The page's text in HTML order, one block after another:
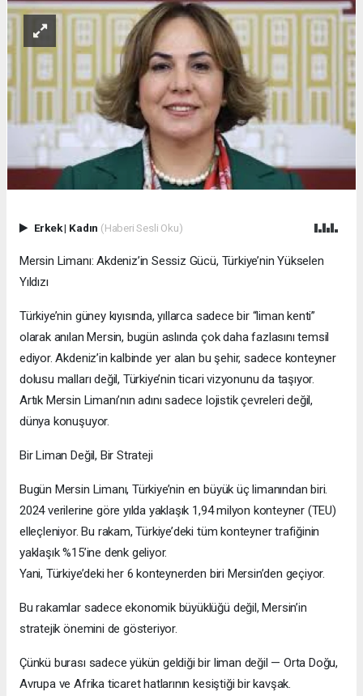
Erkek| Kadın (Haberi Sesli Oku)
Mersin Limanı: Akdeniz’in Sessiz Gücü, Türkiye’nin Yükselen
Yıldızı
Türkiye’nin güney kıyısında, yıllarca sadece bir “liman kenti”
olarak anılan Mersin, bugün aslında çok daha fazlasını temsil
ediyor. Akdeniz’in kalbinde yer alan bu şehir, sadece konteyner
dolusu malları değil, Türkiye’nin ticari vizyonunu da taşıyor.
Artık Mersin Limanı’nın adını sadece lojistik çevreleri değil,
dünya konuşuyor.
Bir Liman Değil, Bir Strateji
Bugün Mersin Limanı, Türkiye’nin en büyük üç limanından biri.
2024 verilerine göre yılda yaklaşık 1,94 milyon konteyner (TEU)
elleçleniyor. Bu rakam, Türkiye’deki tüm konteyner trafiğinin
yaklaşık %15’ine denk geliyor.
Yani, Türkiye’deki her 6 konteynerden biri Mersin’den geçiyor.
Bu rakamlar sadece ekonomik büyüklüğü değil, Mersin’in
stratejik önemini de gösteriyor.
Çünkü burası sadece yükün geldiği bir liman değil — Orta Doğu,
Avrupa ve Afrika ticaret hatlarının kesiştiği bir kavşak.